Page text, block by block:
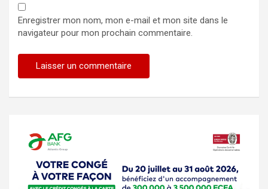
Enregistrer mon nom, mon e-mail et mon site dans le
navigateur pour mon prochain commentaire.